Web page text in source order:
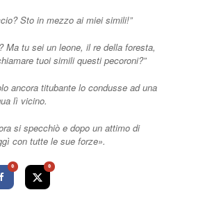
Sto in mezzo ai miei simili!”
Ma tu sei un leone, il re della foresta,
tuoi simili questi pecoroni?”
ancora titubante lo condusse ad una
lì vicino.
si specchiò e dopo un attimo di
con tutte le sue forze».
0 0